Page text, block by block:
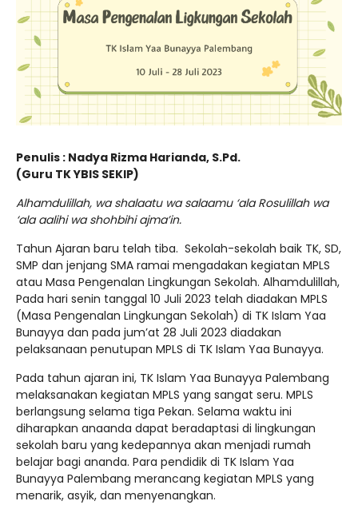
Penulis : Nadya Rizma Harianda, S.Pd.
(Guru TK YBIS SEKIP)
Alhamdulillah, wa shalaatu wa salaamu ‘ala Rosulillah wa
‘ala aalihi wa shohbihi ajma’in.
Tahun Ajaran baru telah tiba. Sekolah-sekolah baik TK, SD,
SMP dan jenjang SMA ramai mengadakan kegiatan MPLS
atau Masa Pengenalan Lingkungan Sekolah. Alhamdulillah,
Pada hari senin tanggal 10 Juli 2023 telah diadakan MPLS
(Masa Pengenalan Lingkungan Sekolah) di TK Islam Yaa
Bunayya dan pada jum’at 28 Juli 2023 diadakan
pelaksanaan penutupan MPLS di TK Islam Yaa Bunayya.
Pada tahun ajaran ini, TK Islam Yaa Bunayya Palembang
melaksanakan kegiatan MPLS yang sangat seru. MPLS
berlangsung selama tiga Pekan. Selama waktu ini
diharapkan anaanda dapat beradaptasi di lingkungan
sekolah baru yang kedepannya akan menjadi rumah
belajar bagi ananda. Para pendidik di TK Islam Yaa
Bunayya Palembang merancang kegiatan MPLS yang
menarik, asyik, dan menyenangkan.